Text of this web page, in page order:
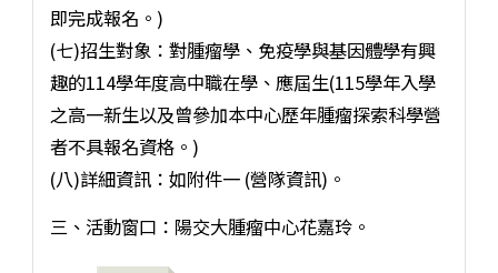
即完成報名。)
(七)招生對象：對腫瘤學、免疫學與基因體學有興
趣的114學年度高中職在學、應屆生(115學年入學
之高一新生以及曾參加本中心歷年腫瘤探索科學營
者不具報名資格。)
(八)詳細資訊：如附件一 (營隊資訊)。
三、活動窗口：陽交大腫瘤中心花嘉玲。